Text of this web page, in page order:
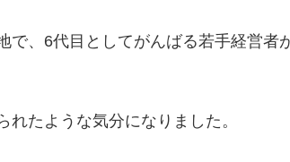
で、6代目としてがんばる若手経営者
たような気分になりました。